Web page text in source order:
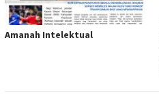
Amanah Intelektual